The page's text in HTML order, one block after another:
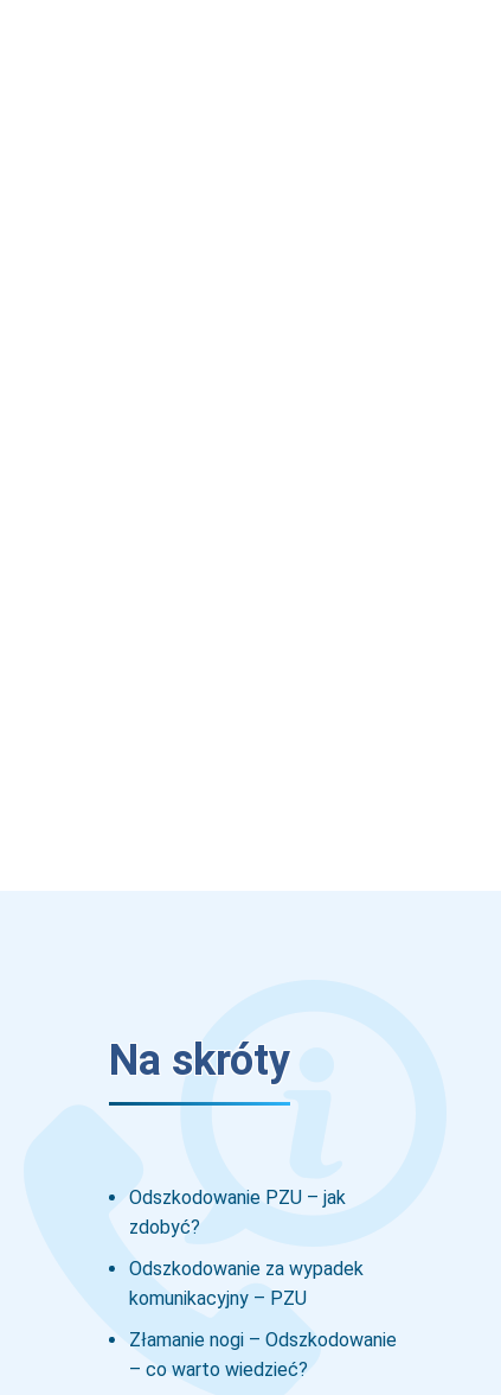
Na skróty
Odszkodowanie PZU – jak
zdobyć?
Odszkodowanie za wypadek
komunikacyjny – PZU
Złamanie nogi – Odszkodowanie
– co warto wiedzieć?